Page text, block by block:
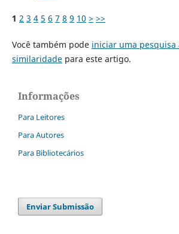
1 2 3 4 5 6 7 8 9 10 > >>
Você também pode iniciar uma pesquisa
similaridadepara este artigo.
Informações
Para Leitores
Para Autores
Para Bibliotecários
Enviar Submissão